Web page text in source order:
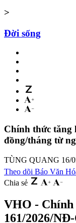
>
Đời sống
Chính thức tăng
đồng/tháng từ
TÙNG QUANG 16/
Theo dõi Báo Văn
Chia sẻ
VHO - Chính
161/2026/